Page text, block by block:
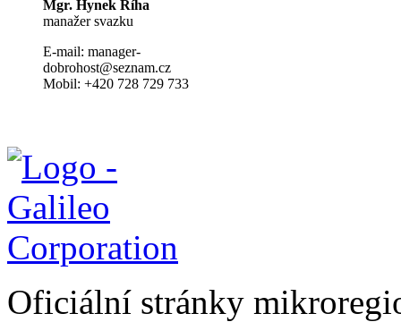
Mgr. Hynek Říha
manažer svazku
E-mail: manager-
dobrohost@seznam.cz
Mobil: +420 728 729 733
Oficiální stránky